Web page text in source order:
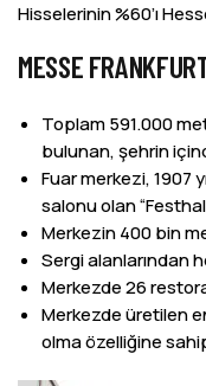
Hisselerinin %60’ı
MESSE
Toplam 591.000
bulunan, şehrin
Fuar merkezi, 1907
salonu olan
Merkezin 400 bin
Sergi alanlarından
Merkezde 26
Merkezde üretilen
olma özelliğine